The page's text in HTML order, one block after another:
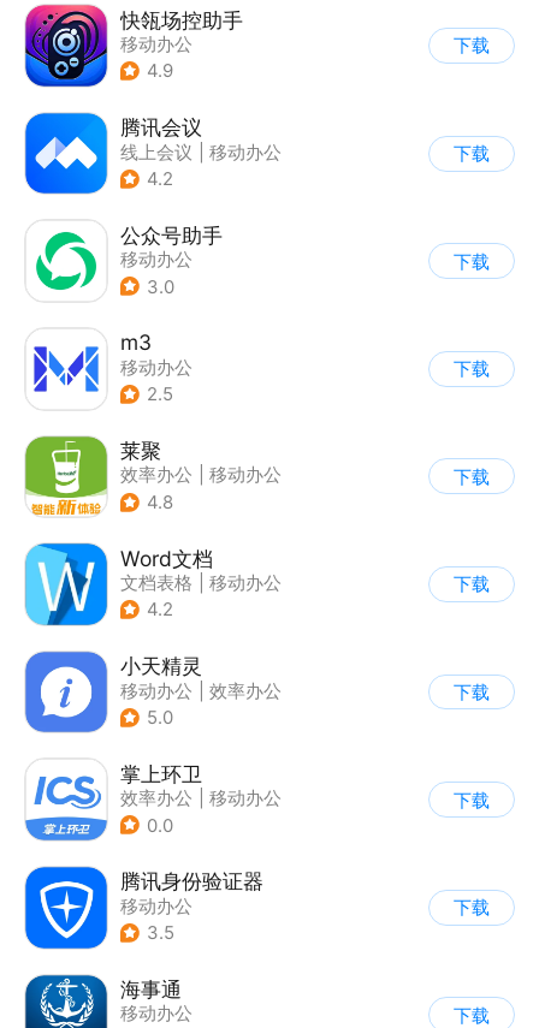
快瓴场控助手
移动办公
4.9
下载
腾讯会议
线上会议
移动办公
4.2
下载
公众号助手
移动办公
3.0
下载
m3
移动办公
2.5
下载
莱聚
效率办公
移动办公
4.8
下载
Word文档
文档表格
移动办公
4.2
下载
小天精灵
移动办公
效率办公
5.0
下载
掌上环卫
效率办公
移动办公
0.0
下载
腾讯身份验证器
移动办公
3.5
下载
海事通
移动办公
下载